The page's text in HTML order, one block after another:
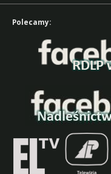
Polecamy: